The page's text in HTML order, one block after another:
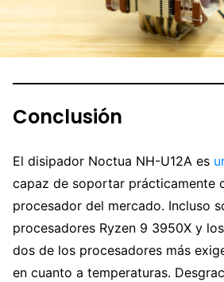
Conclusión
El disipador Noctua NH-U12A es
capaz de soportar prácticamente
procesador del mercado. Incluso
procesadores Ryzen 9 3950X y
dos de los procesadores más
en cuanto a temperaturas.